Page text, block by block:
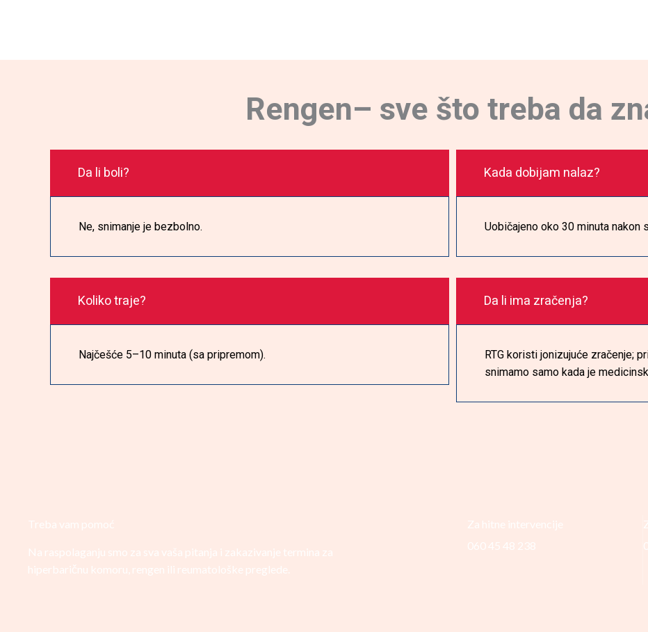
Rengen– sve što treba da
Da li boli?
Ne, snimanje je bezbolno.
Koliko traje?
Najčešće 5–10 minuta (sa pripremom).
Kada dobijam nalaz?
Uobičajeno oko 30 minuta nakon
Da li ima zračenja?
RTG koristi jonizujuće zračenje;
snimamo samo kada je
Treba vam pomoć
Na raspolaganju smo za sva vaša pitanja i zakazivanje termina za
hiperbaričnu komoru, rengen ili reumatološke preglede.
Za hitne intervencije
060 45 48 238